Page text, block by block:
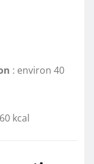
: environ 40
kcal